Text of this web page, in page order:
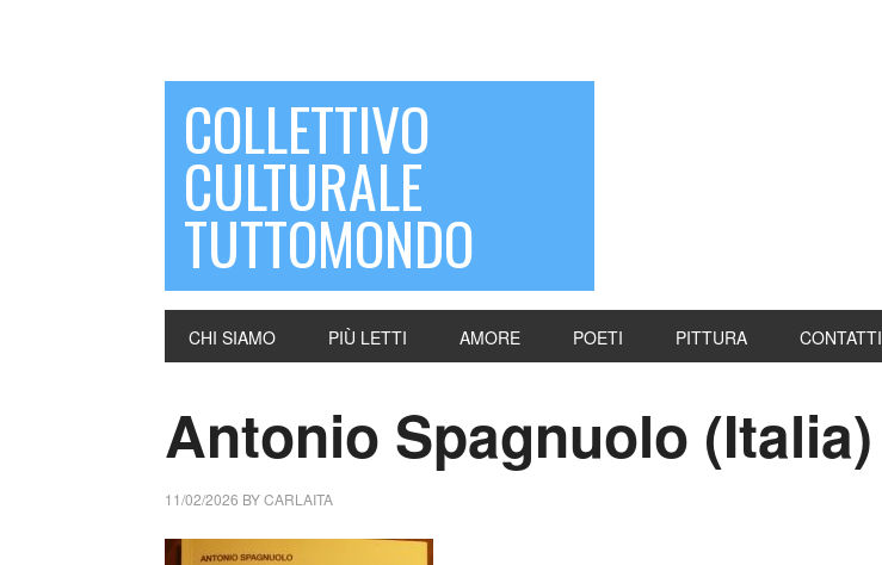
COLLETTIVO
CULTURALE
TUTTOMONDO
CHI SIAMO PIÙ LETTI AMORE POETI PITTURA CONTATTI
Antonio Spagnuolo (Italia)
11/02/2026 BYCARLAITA